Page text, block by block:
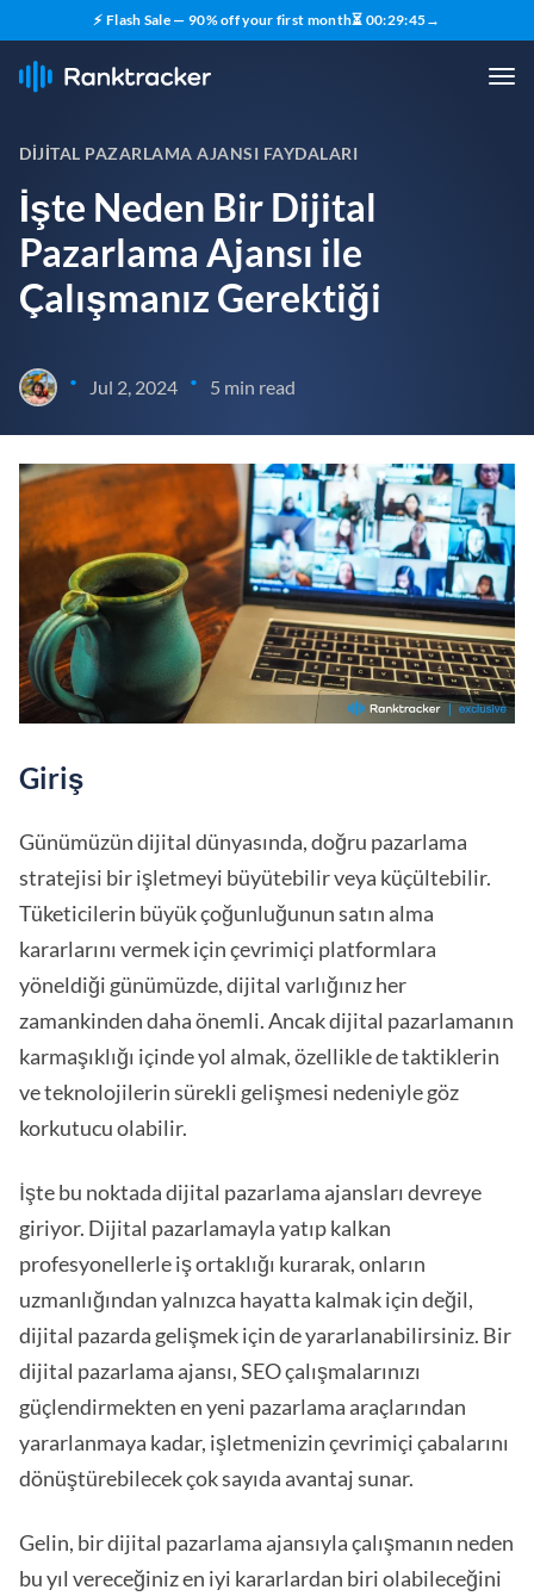
⚡ Flash Sale — 90% off your first month⏳ 00:29:44→
DIJITAL PAZARLAMA AJANSI FAYDALARI
İşte Neden Bir Dijital
Pazarlama Ajansı ile
Çalışmanız Gerektiği
• Jul 2, 2024 • 5 min read
Giriş
Günümüzün dijital dünyasında, doğru pazarlama
stratejisi bir işletmeyi büyütebilir veya küçültebilir.
Tüketicilerin büyük çoğunluğunun satın alma
kararlarını vermek için çevrimiçi platformlara
yöneldiği günümüzde, dijital varlığınız her
zamankinden daha önemli. Ancak dijital pazarlamanın
karmaşıklığı içinde yol almak, özellikle de taktiklerin
ve teknolojilerin sürekli gelişmesi nedeniyle göz
korkutucu olabilir.
İşte bu noktada dijital pazarlama ajansları devreye
giriyor. Dijital pazarlamayla yatıp kalkan
profesyonellerle iş ortaklığı kurarak, onların
uzmanlığından yalnızca hayatta kalmak için değil,
dijital pazarda gelişmek için de yararlanabilirsiniz. Bir
dijital pazarlama ajansı, SEO çalışmalarınızı
güçlendirmekten en yeni pazarlama araçlarından
yararlanmaya kadar, işletmenizin çevrimiçi çabalarını
dönüştürebilecek çok sayıda avantaj sunar.
Gelin, bir dijital pazarlama ajansıyla çalışmanın neden
bu yıl vereceğiniz en iyi kararlardan biri olabileceğini